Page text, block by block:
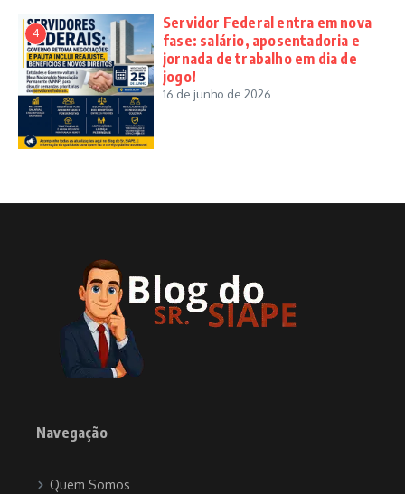
4
Servidor Federal entra em nova
fase: salário, aposentadoria e
jornada de trabalho em dia de
jogo!
16 de junho de 2026
Navegação
Quem Somos